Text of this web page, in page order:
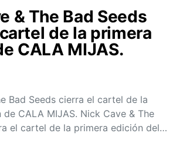
& The Bad Seeds
de la primera
CALA MIJAS.
Bad Seeds cierra el cartel de la
CALA MIJAS. Nick Cave & The
el cartel de la primera edición del…